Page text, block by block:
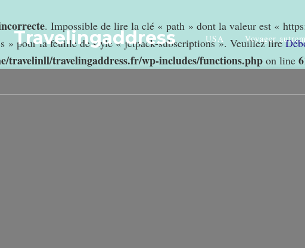
. Impossible de lire la clé « path » dont la valeur est «
» pour la feuille de style « jetpack-subscriptions ». Veuillez lire
travelinll/travelingaddress.fr/wp-includes/functions.php on line
Travelingaddress USA Voyager